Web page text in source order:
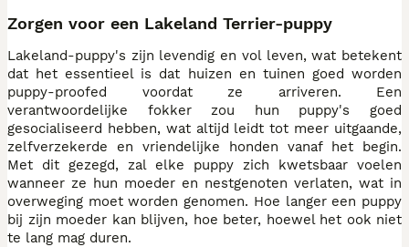
Zorgen voor een Lakeland Terrier-puppy
Lakeland-puppy's zijn levendig en vol leven, wat betekent
dat het essentieel is dat huizen en tuinen goed worden
puppy-proofed voordat ze arriveren. Een
verantwoordelijke fokker zou hun puppy's goed
gesocialiseerd hebben, wat altijd leidt tot meer uitgaande,
zelfverzekerde en vriendelijke honden vanaf het begin.
Met dit gezegd, zal elke puppy zich kwetsbaar voelen
wanneer ze hun moeder en nestgenoten verlaten, wat in
overweging moet worden genomen. Hoe langer een puppy
bij zijn moeder kan blijven, hoe beter, hoewel het ook niet
te lang mag duren.